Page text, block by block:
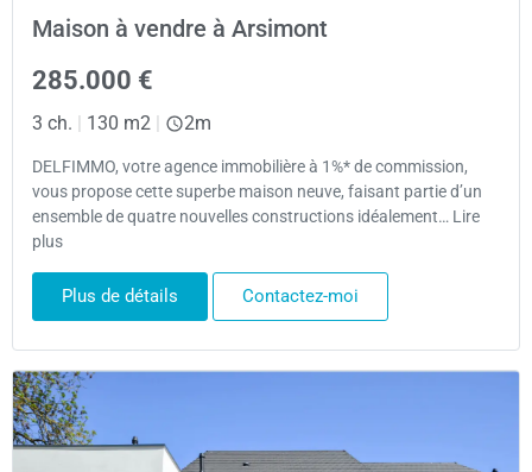
Maison à vendre à Arsimont
285.000 €
3 ch. | 130 m2 | 2m
DELFIMMO, votre agence immobilière à 1%* de commission,
vous propose cette superbe maison neuve, faisant partie d’un
ensemble de quatre nouvelles constructions idéalement… Lire
plus
Plus de détails Contactez-moi